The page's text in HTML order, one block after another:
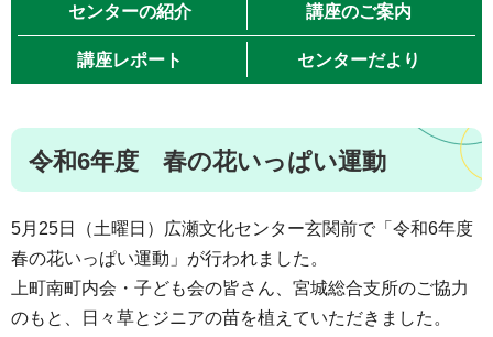
センターの紹介 講座のご案内
講座レポート センターだより
令和6年度 春の花いっぱい運動
5月25日（土曜日）広瀬文化センター玄関前で「令和6年度
春の花いっぱい運動」が行われました。
上町南町内会・子ども会の皆さん、宮城総合支所のご協力
のもと、日々草とジニアの苗を植えていただきました。